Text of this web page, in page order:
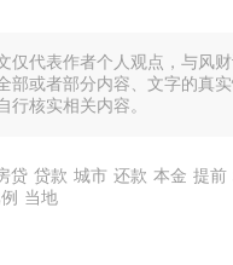
仅代表作者个人观点，与风
部或者部分内容、文字的真
行核实相关内容。
贷 贷款 城市 还款 本金 提前
当地